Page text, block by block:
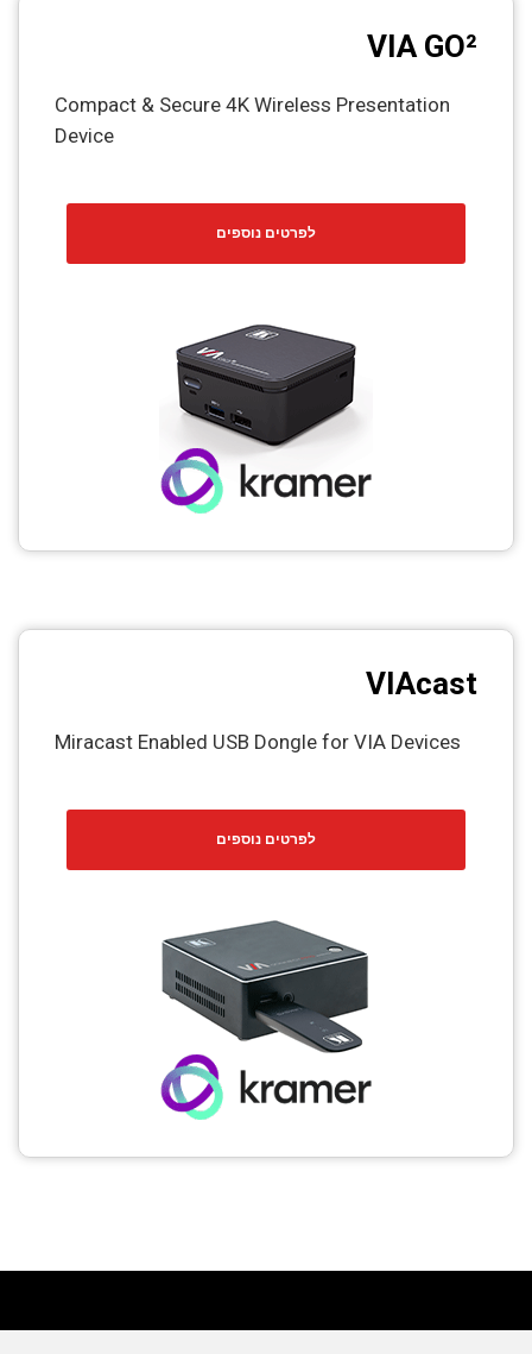
VIA GO²
Compact & Secure 4K Wireless Presentation
Device
לפרטים נוספים
VIAcast
Miracast Enabled USB Dongle for VIA Devices
לפרטים נוספים